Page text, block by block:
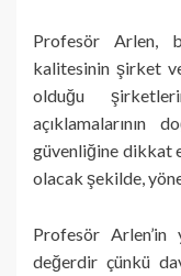
Profesör Arlen,
kalitesinin şirket
olduğu
açıklamalarının
güvenliğine dikkat
olacak şekilde,
Profesör
değerdir çünkü